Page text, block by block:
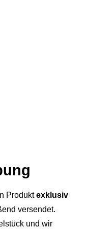
Produktexklusiv
versendet.
und wir